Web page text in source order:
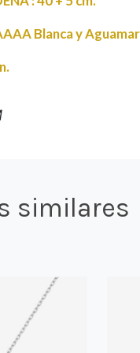
Blanca y
similares